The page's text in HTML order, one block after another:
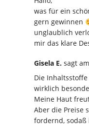
was für ein
gern gewinnen
unglaublich
mir das klare
Gisela E. sagt
Die
wirklich
Meine Haut
Aber die Preise
fordernd, sodaß